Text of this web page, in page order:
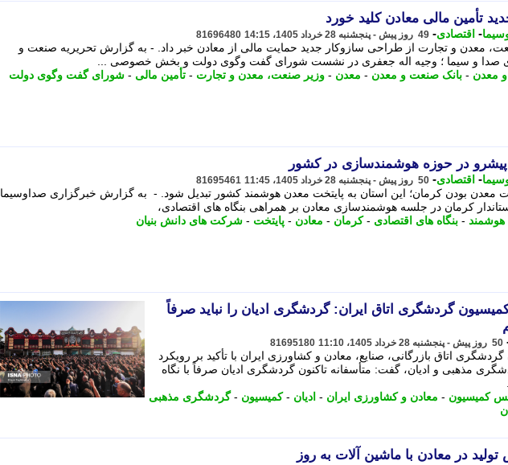
تأمین مالی معادن کلید خورد
- اقتصادی- 49 روز پیش - پنجشنبه 28 خرداد 1405، 14:15 81696480
معدن و تجارت از طراحی سازوکار جدید حمایت مالی از معادن خبر داد. - به گزارش تحریریه صنعت و
صدا و سیما ؛ وجیه اله جعفری در نشست شورای گفت وگوی دولت و بخش خصوصی ...
معدن - بانک صنعت و معدن - معدن - وزیر صنعت، معدن و تجارت - تأمین مالی - شورای گفت وگوی دولت
در حوزه هوشمندسازی در کشور
- اقتصادی- 50 روز پیش - پنجشنبه 28 خرداد 1405، 11:45 81695461
معدن بودن کرمان؛ این استان به پایتخت معدن هوشمند کشور تبدیل شود. - به گزارش خبرگزاری صداوسیما
کرمان در جلسه هوشمندسازی معادن بر همراهی بنگاه های اقتصادی،
هوشمند - بنگاه های اقتصادی -کرمان - معادن - پایتخت - شرکت های دانش بنیان
گردشگری اتاق ایران: گردشگری ادیان را نباید صرفاً
50 روز پیش - پنجشنبه 28 خرداد 1405، 11:10 81695180
اتاق بازرگانی، صنایع، معادن و کشاورزی ایران با تأکید بر رویکرد
مذهبی و ادیان، گفت: متأسفانه تاکنون گردشگری ادیان صرفاً با نگاه
کمیسیون - معادن و کشاورزی ایران - ادیان -کمیسیون -گردشگری مذهبی
تولید در معادن با ماشین آلات به روز